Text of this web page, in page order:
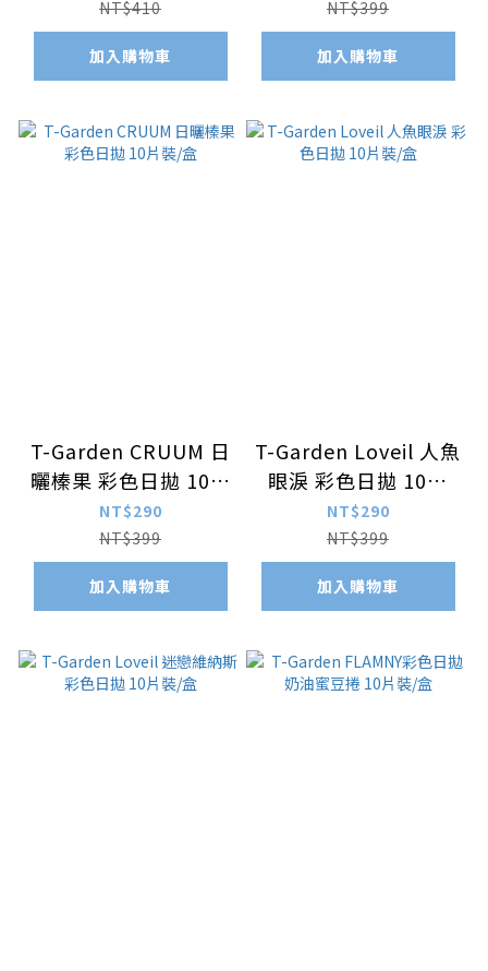
NT$410
加入購物車
NT$399
加入購物車
T-Garden CRUUM 日
曬榛果 彩色日拋 10片
裝/盒
NT$290
NT$399
加入購物車
T-Garden Loveil 人魚
眼淚 彩色日拋 10片
裝/盒
NT$290
NT$399
加入購物車